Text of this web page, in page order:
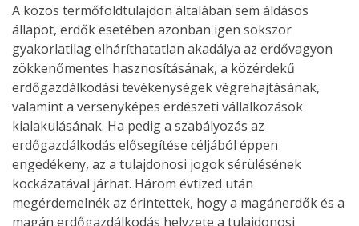
A közös termőföldtulajdon általában sem áldásos
állapot, erdők esetében azonban igen sokszor
gyakorlatilag elháríthatatlan akadálya az erdővagyon
zökkenőmentes hasznosításának, a közérdekű
erdőgazdálkodási tevékenységek végrehajtásának,
valamint a versenyképes erdészeti vállalkozások
kialakulásának. Ha pedig a szabályozás az
erdőgazdálkodás elősegítése céljából éppen
engedékeny, az a tulajdonosi jogok sérülésének
kockázatával járhat. Három évtized után
megérdemelnék az érintettek, hogy a magánerdők és a
magán erdőgazdálkodás helyzete a tulajdonosi